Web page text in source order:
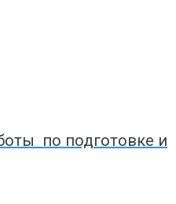
по подготовке и